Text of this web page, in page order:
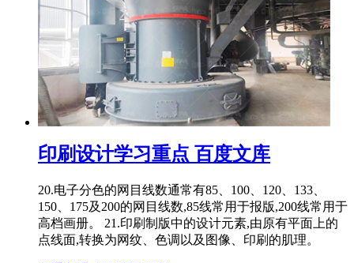
印刷设计学习重点 百度文库
20.电子分色的网目线数通常有85、100、120、133、
150、175及200的网目线数,85线常用于报版,200线常用于
高档画册。 21.印刷制版中的设计元素,由原有平面上的
点线面,转换为网纹、色调以及图像、印刷的肌理。